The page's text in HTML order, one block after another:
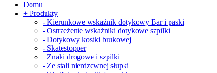
Domu
+ Produkty
- Kierunkowe wskaźnik dotykowy Bar i paski
- Ostrzeżenie wskaźniki dotykowe szpilki
- Dotykowy kostki brukowej
- Skatestopper
- Znaki drogowe i szpilki
- Ze stali nierdzewnej słupki